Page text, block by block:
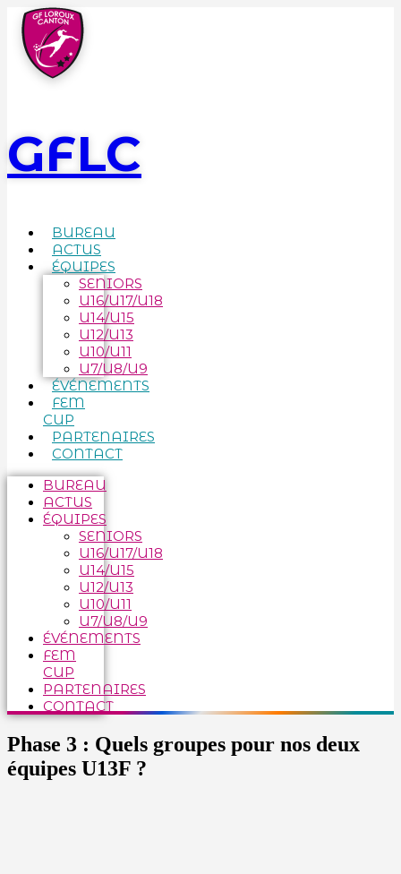
GFLC
BUREAU
ACTUS
ÉQUIPES
SENIORS
U16/U17/U18
U14/U15
U12/U13
U10/U11
U7/U8/U9
ÉVÉNEMENTS
FEM
CUP
PARTENAIRES
CONTACT
BUREAU
ACTUS
ÉQUIPES
SENIORS
U16/U17/U18
U14/U15
U12/U13
U10/U11
U7/U8/U9
ÉVÉNEMENTS
FEM
CUP
PARTENAIRES
CONTACT
Phase 3 : Quels groupes pour nos deux
équipes U13F ?